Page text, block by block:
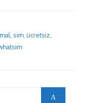
, sim, ücretsiz,
Search